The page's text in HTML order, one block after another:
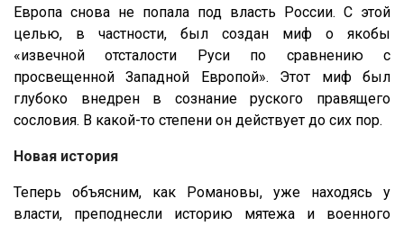
Европа снова не попала под власть России. С этой
целью, в частности, был создан миф о якобы
«извечной отсталости Руси по сравнению с
просвещенной Западной Европой». Этот миф был
глубоко внедрен в сознание руского правящего
сословия. В какой-то степени он действует до сих пор.
Новая история
Теперь объясним, как Романовы, уже находясь у
власти, преподнесли историю мятежа и военного